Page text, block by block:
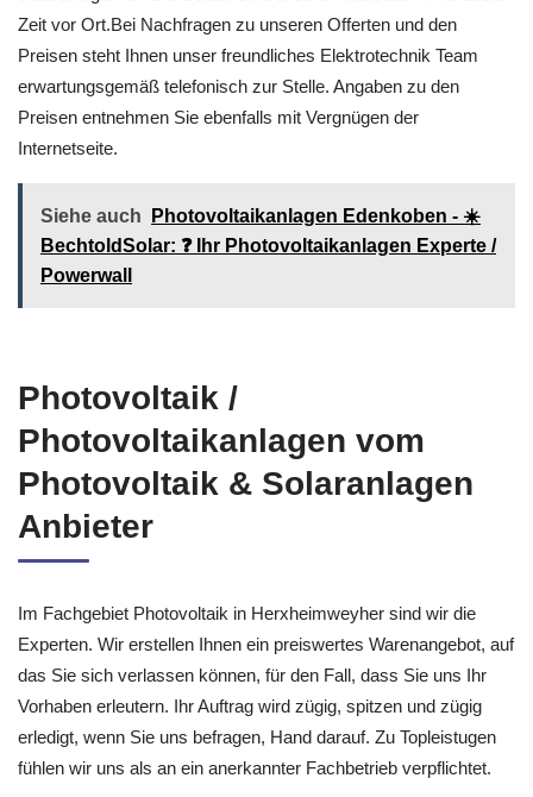
Zeit vor Ort.Bei Nachfragen zu unseren Offerten und den
Preisen steht Ihnen unser freundliches Elektrotechnik Team
erwartungsgemäß telefonisch zur Stelle. Angaben zu den
Preisen entnehmen Sie ebenfalls mit Vergnügen der
Internetseite.
Siehe auch
Photovoltaikanlagen Edenkoben - ☀️
BechtoldSolar: ❓️ Ihr Photovoltaikanlagen Experte /
Powerwall
Photovoltaik /
Photovoltaikanlagen vom
Photovoltaik & Solaranlagen
Anbieter
Im Fachgebiet Photovoltaik in Herxheimweyher sind wir die
Experten. Wir erstellen Ihnen ein preiswertes Warenangebot, auf
das Sie sich verlassen können, für den Fall, dass Sie uns Ihr
Vorhaben erleutern. Ihr Auftrag wird zügig, spitzen und zügig
erledigt, wenn Sie uns befragen, Hand darauf. Zu Topleistugen
fühlen wir uns als an ein anerkannter Fachbetrieb verpflichtet.